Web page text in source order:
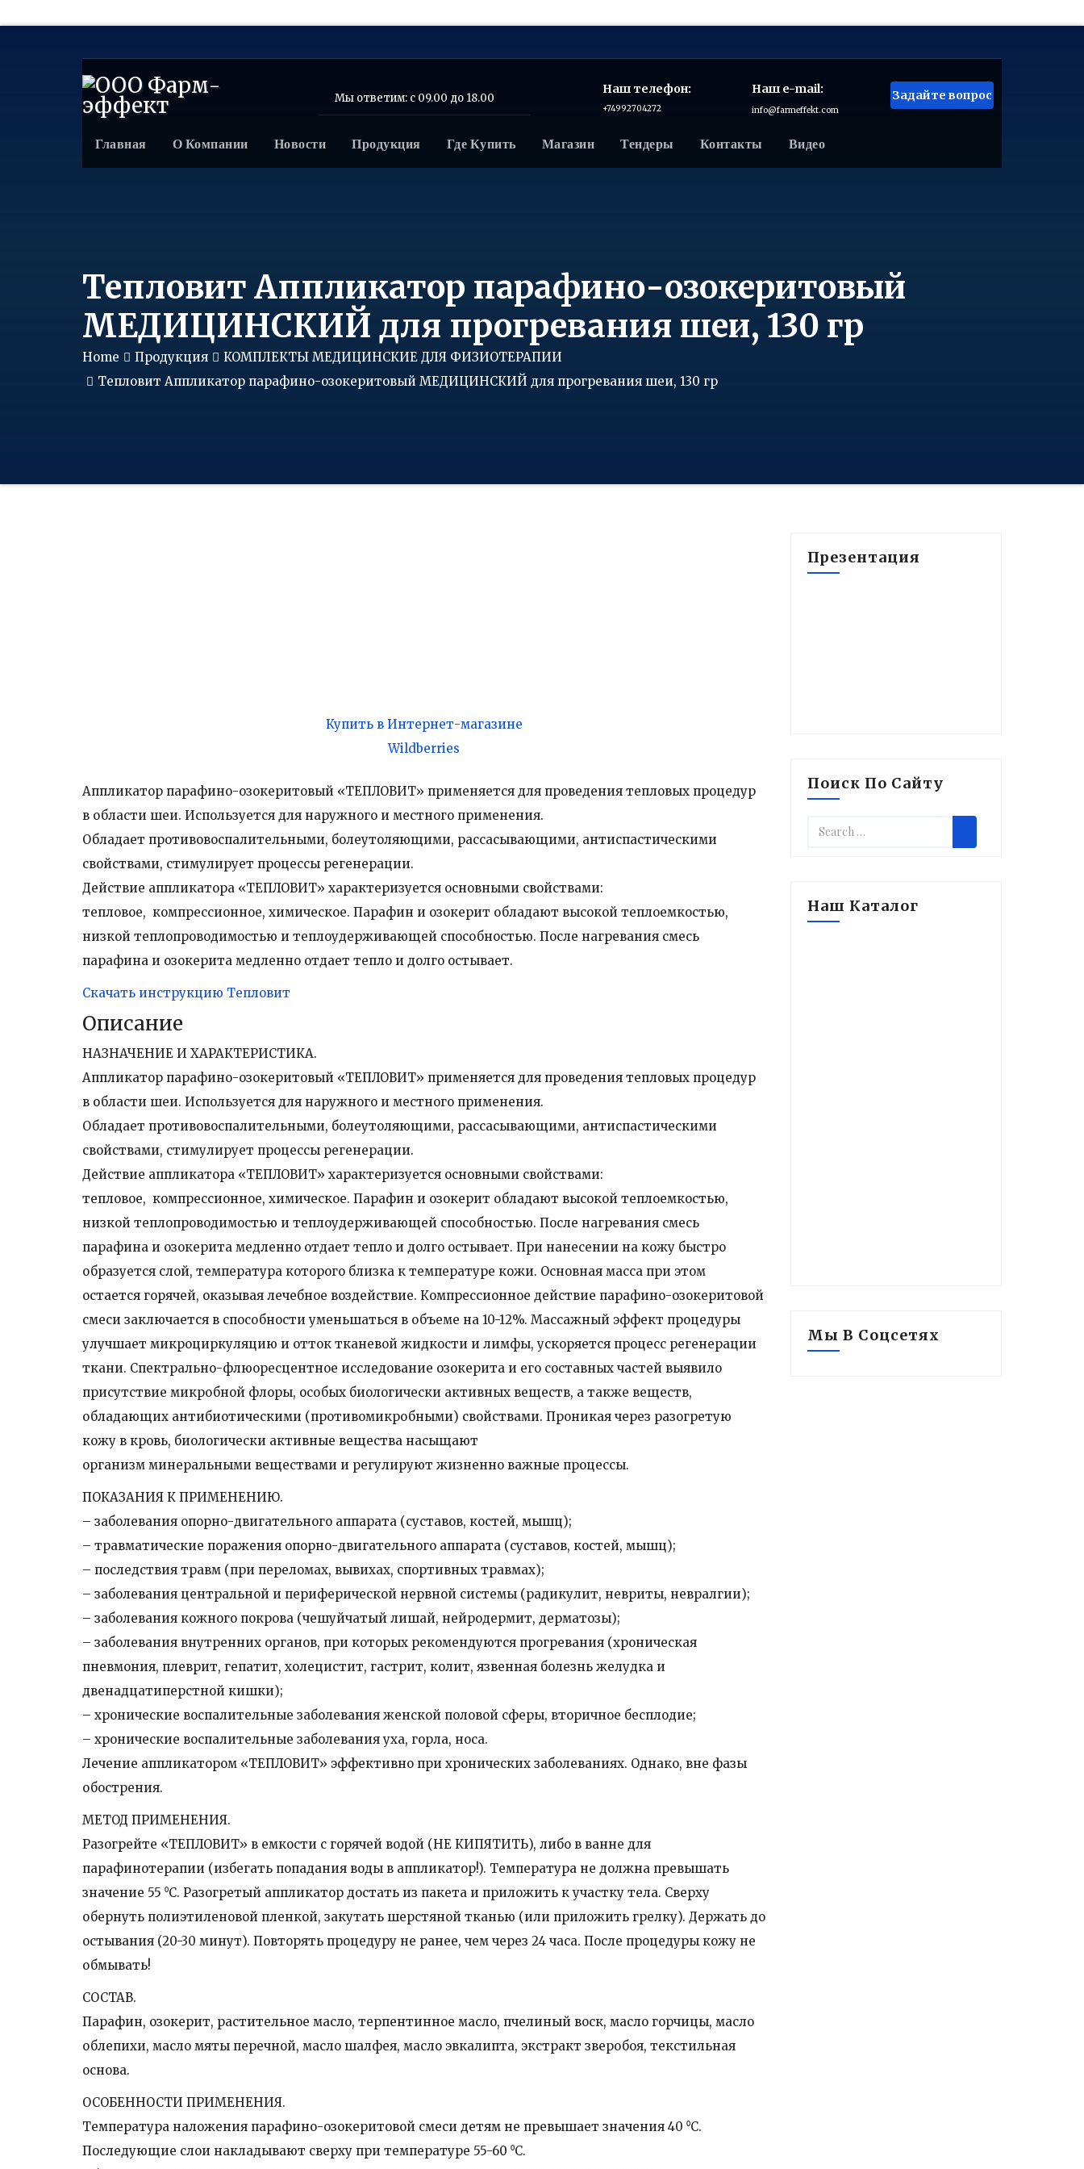
Мы ответим: с 09.00 до 18.00
Наш телефон:
+74992704272
Наш e-mail:
info@farmeffekt.com
Задайте вопрос
Главная О Компании Новости Продукция Где Купить Магазин Тендеры Контакты Видео
Тепловит Аппликатор парафино-озокеритовый
МЕДИЦИНСКИЙ для прогревания шеи, 130 гр
Home Продукция
КОМПЛЕКТЫ МЕДИЦИНСКИЕ ДЛЯ ФИЗИОТЕРАПИИ
Тепловит Аппликатор парафино-озокеритовый МЕДИЦИНСКИЙ для прогревания шеи, 130 гр
Купить в Интернет-магазине
Wildberries
Аппликатор парафино-озокеритовый «ТЕПЛОВИТ» применяется для проведения тепловых процедур
в области шеи. Используется для наружного и местного применения.
Обладает противовоспалительными, болеутоляющими, рассасывающими, антиспастическими
свойствами, стимулирует процессы регенерации.
Действие аппликатора «ТЕПЛОВИТ» характеризуется основными свойствами:
тепловое, компрессионное, химическое. Парафин и озокерит обладают высокой теплоемкостью,
низкой теплопроводимостью и теплоудерживающей способностью. После нагревания смесь
парафина и озокерита медленно отдает тепло и долго остывает.
Скачать инструкцию Тепловит
Описание
НАЗНАЧЕНИЕ И ХАРАКТЕРИСТИКА.
Аппликатор парафино-озокеритовый «ТЕПЛОВИТ» применяется для проведения тепловых процедур
в области шеи. Используется для наружного и местного применения.
Обладает противовоспалительными, болеутоляющими, рассасывающими, антиспастическими
свойствами, стимулирует процессы регенерации.
Действие аппликатора «ТЕПЛОВИТ» характеризуется основными свойствами:
тепловое, компрессионное, химическое. Парафин и озокерит обладают высокой теплоемкостью,
низкой теплопроводимостью и теплоудерживающей способностью. После нагревания смесь
парафина и озокерита медленно отдает тепло и долго остывает. При нанесении на кожу быстро
образуется слой, температура которого близка к температуре кожи. Основная масса при этом
остается горячей, оказывая лечебное воздействие. Компрессионное действие парафино-озокеритовой
смеси заключается в способности уменьшаться в объеме на 10-12%. Массажный эффект процедуры
улучшает микроциркуляцию и отток тканевой жидкости и лимфы, ускоряется процесс регенерации
ткани. Спектрально-флюоресцентное исследование озокерита и его составных частей выявило
присутствие микробной флоры, особых биологически активных веществ, а также веществ,
обладающих антибиотическими (противомикробными) свойствами. Проникая через разогретую
кожу в кровь, биологически активные вещества насыщают
организм минеральными веществами и регулируют жизненно важные процессы.
ПОКАЗАНИЯ К ПРИМЕНЕНИЮ.
– заболевания опорно-двигательного аппарата (суставов, костей, мышц);
– травматические поражения опорно-двигательного аппарата (суставов, костей, мышц);
– последствия травм (при переломах, вывихах, спортивных травмах);
– заболевания центральной и периферической нервной системы (радикулит, невриты, невралгии);
– заболевания кожного покрова (чешуйчатый лишай, нейродермит, дерматозы);
– заболевания внутренних органов, при которых рекомендуются прогревания (хроническая
пневмония, плеврит, гепатит, холецистит, гастрит, колит, язвенная болезнь желудка и
двенадцатиперстной кишки);
– хронические воспалительные заболевания женской половой сферы, вторичное бесплодие;
– хронические воспалительные заболевания уха, горла, носа.
Лечение аппликатором «ТЕПЛОВИТ» эффективно при хронических заболеваниях. Однако, вне фазы
обострения.
МЕТОД ПРИМЕНЕНИЯ.
Разогрейте «ТЕПЛОВИТ» в емкости с горячей водой (НЕ КИПЯТИТЬ), либо в ванне для
парафинотерапии (избегать попадания воды в аппликатор!). Температура не должна превышать
значение 55 ⁰С. Разогретый аппликатор достать из пакета и приложить к участку тела. Сверху
обернуть полиэтиленовой пленкой, закутать шерстяной тканью (или приложить грелку). Держать до
остывания (20-30 минут). Повторять процедуру не ранее, чем через 24 часа. После процедуры кожу не
обмывать!
СОСТАВ.
Парафин, озокерит, растительное масло, терпентинное масло, пчелиный воск, масло горчицы, масло
облепихи, масло мяты перечной, масло шалфея, масло эвкалипта, экстракт зверобоя, текстильная
основа.
ОСОБЕННОСТИ ПРИМЕНЕНИЯ.
Температура наложения парафино-озокеритовой смеси детям не превышает значения 40 ⁰С.
Последующие слои накладывают сверху при температуре 55-60 ⁰С.
Презентация
Поиск По Сайту
Наш Каталог
Мы В Соцсетях